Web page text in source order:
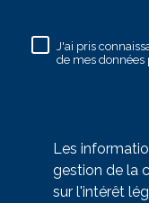
J'ai pris
de mes données
Les
gestion de la
sur l'intérêt